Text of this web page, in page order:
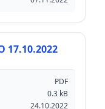
17.10.2022
PDF
0.3 kB
24.10.2022